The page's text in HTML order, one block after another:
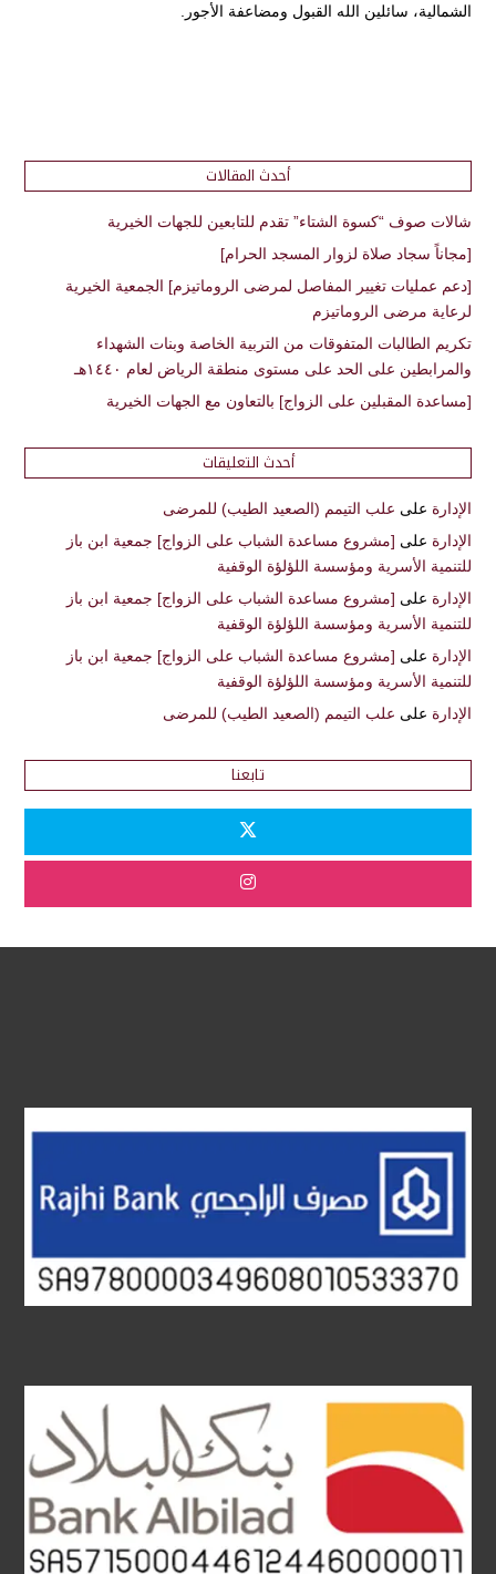
الشمالية، سائلين الله القبول ومضاعفة الأجور.
أحدث المقالات
شالات صوف “كسوة الشتاء” تقدم للتابعين للجهات الخيرية
[مجاناً سجاد صلاة لزوار المسجد الحرام]
[دعم عمليات تغيير المفاصل لمرضى الروماتيزم] الجمعية الخيرية
لرعاية مرضى الروماتيزم
تكريم الطالبات المتفوقات من التربية الخاصة وبنات الشهداء
والمرابطين على الحد على مستوى منطقة الرياض لعام ١٤٤٠هـ
[مساعدة المقبلين على الزواج] بالتعاون مع الجهات الخيرية
أحدث التعليقات
الإدارة على علب التيمم (الصعيد الطيب) للمرضى
الإدارة على [مشروع مساعدة الشباب على الزواج] جمعية ابن باز
للتنمية الأسرية ومؤسسة اللؤلؤة الوقفية
الإدارة على [مشروع مساعدة الشباب على الزواج] جمعية ابن باز
للتنمية الأسرية ومؤسسة اللؤلؤة الوقفية
الإدارة على [مشروع مساعدة الشباب على الزواج] جمعية ابن باز
للتنمية الأسرية ومؤسسة اللؤلؤة الوقفية
الإدارة على علب التيمم (الصعيد الطيب) للمرضى
تابعنا